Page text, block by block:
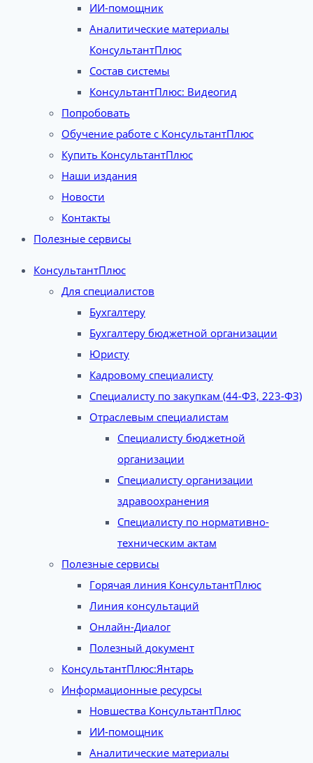
ИИ-помощник
Аналитические материалы
КонсультантПлюс
Состав системы
КонсультантПлюс: Видеогид
Попробовать
Обучение работе с КонсультантПлюс
Купить КонсультантПлюс
Наши издания
Новости
Контакты
Полезные сервисы
КонсультантПлюс
Для специалистов
Бухгалтеру
Бухгалтеру бюджетной организации
Юристу
Кадровому специалисту
Специалисту по закупкам (44-ФЗ, 223-ФЗ)
Отраслевым специалистам
Специалисту бюджетной
организации
Специалисту организации
здравоохранения
Специалисту по нормативно-
техническим актам
Полезные сервисы
Горячая линия КонсультантПлюс
Линия консультаций
Онлайн-Диалог
Полезный документ
КонсультантПлюс:Янтарь
Информационные ресурсы
Новшества КонсультантПлюс
ИИ-помощник
Аналитические материалы